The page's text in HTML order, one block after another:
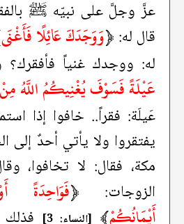
عزَّ وجلَّ على نبيّه ﷺ
قال له: ﴿وَوَجَدَكَ عَائِلًا فَأَغْنَى
له: ووجدك غنياً فأفقرك؟
عَيْلَةً فَسَوْفَ يُغْنِيكُمُ اللَّهُ
عَيلَة: فقراً.. خافوا إذا
يفتقروا ولا يأتي أحدٌ إلى
مكة، فقال: لا تخافوا،
الزوجات: ﴿
أَيْمَانُكُمْ﴾ [النساء: 3]
فذلك